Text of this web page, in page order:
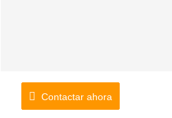
Contactar ahora